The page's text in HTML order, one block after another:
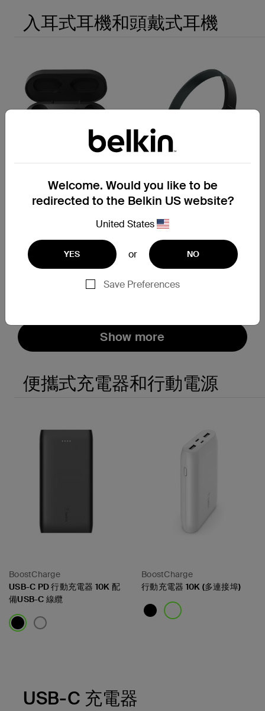
入耳式耳機和頭戴式耳機
True Wireless 入耳式耳機
SOUNDFORM™ Mini
頭戴式兒童無線耳機 (迪士尼系
列，貼紙版)
Show more
便攜式充電器和行動電源
BoostCharge
USB-C PD 行動充電器 10K 配
備USB-C 線纜
BoostCharge
行動充電器 10K (多連接埠)
USB-C 充電器
Welcome. Would you like to be
redirected to the Belkin US website?
United States
YES or NO
Save Preferences